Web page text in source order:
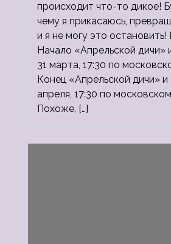
происходит что-то дикое!
чему я прикасаюсь,
и я не могу это
Начало «Апрельской дичи»
31 марта, 17:30 по
Конец «Апрельской дичи» и
апреля, 17:30 по
Похоже, […]